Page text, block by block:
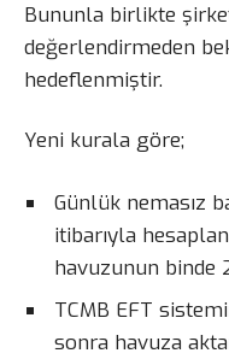
Bununla birlikte
değerlendirmeden
hedeflenmiştir.
Yeni kurala göre;
Günlük nemasız
itibarıyla
havuzunun binde
TCMB EFT
sonra havuza